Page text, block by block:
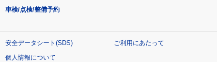
車検/点検/整備予約
安全データシート(SDS)
ご利用にあたって
個人情報について